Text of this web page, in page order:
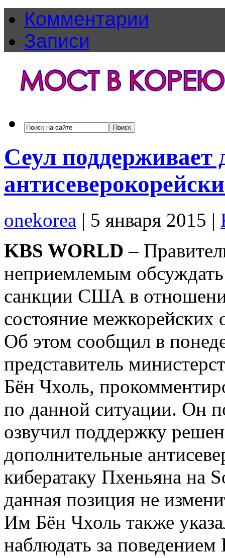
Комментарии
Записи
Сеул поддерживает
onekorea | 5 января 2015 |
KBS WORLD –
неприемлемым
санкции США в
состояние межкорейских
Об этом сообщил в
представитель
Бён Чхоль,
по данной ситуации. Он
озвучил поддержку
дополнительные
кибератаку Пхеньяна на
данная позиция не
Им Бён Чхоль также
наблюдать за поведением